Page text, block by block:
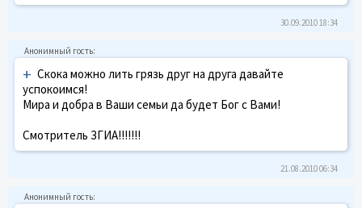
30.09.2010 18:34
+ Скока можно лить грязь друг на друга давайте
успокоимся!
Мира и добра в Ваши семьи да будет Бог с Вами!
Смотритель ЗГИА!!!!!!!
21.08.2010 06:34